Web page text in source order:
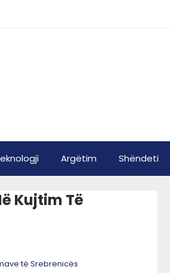
Argëtim Shëndeti
Kujtim Të